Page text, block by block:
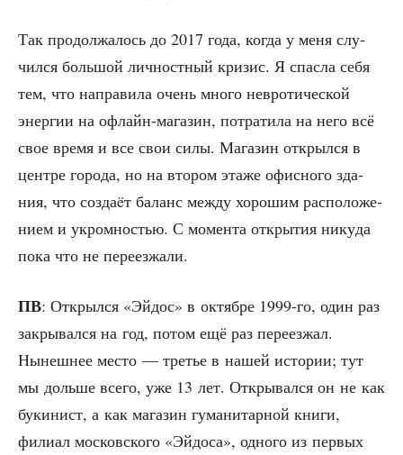
Так про­дол­жа­лось до 2017 года, когда у меня слу­
чил­ся боль­шой лич­ност­ный кри­зис. Я спас­ла себя
тем, что напра­ви­ла очень мно­го нев­ро­ти­че­ской
энер­гии на офлайн-мага­зин, потра­ти­ла на него всё
свое вре­мя и все свои силы. Мага­зин открыл­ся в
цен­тре горо­да, но на вто­ром эта­же офис­но­го зда­
ния, что создаëт баланс меж­ду хоро­шим рас­по­ло­же­
ни­ем и укром­но­стью. С момен­та откры­тия нику­да
пока что не переезжали.
ПВ: Открыл­ся «Эйдос» в октяб­ре 1999-го, один раз
закры­вал­ся на год, потом ещё раз пере­ез­жал.
Нынеш­нее место — тре­тье в нашей исто­рии; тут
мы доль­ше все­го, уже 13 лет. Откры­вал­ся он не как
буки­нист, а как мага­зин гума­ни­тар­ной кни­ги,
фили­ал мос­ков­ско­го «Эйдо­са», одно­го из пер­вых